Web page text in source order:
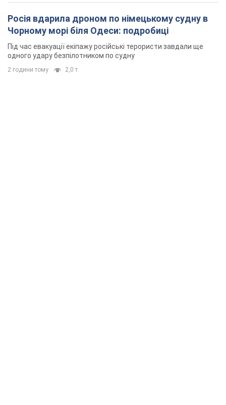
Росія вдарила дроном по німецькому судну в
Чорному морі біля Одеси: подробиці
Під час евакуації екіпажу російські терористи завдали ще
одного удару безпілотником по судну
2 години тому 2,0 т.